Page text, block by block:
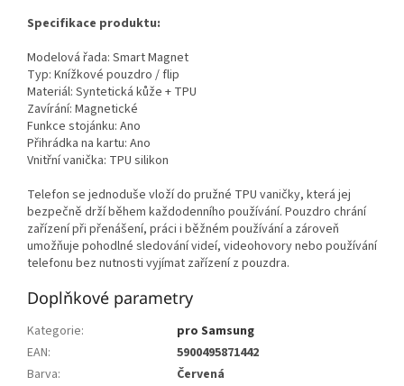
Specifikace produktu:
Modelová řada: Smart Magnet
Typ: Knížkové pouzdro / flip
Materiál: Syntetická kůže + TPU
Zavírání: Magnetické
Funkce stojánku: Ano
Přihrádka na kartu: Ano
Vnitřní vanička: TPU silikon
Telefon se jednoduše vloží do pružné TPU vaničky, která jej
bezpečně drží během každodenního používání. Pouzdro chrání
zařízení při přenášení, práci i běžném používání a zároveň
umožňuje pohodlné sledování videí, videohovory nebo používání
telefonu bez nutnosti vyjímat zařízení z pouzdra.
Doplňkové parametry
Kategorie:
pro Samsung
EAN:
5900495871442
Barva:
Červená